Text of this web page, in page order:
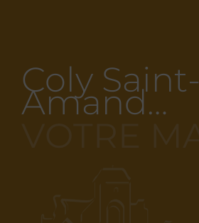
Coly Saint-
Amand…